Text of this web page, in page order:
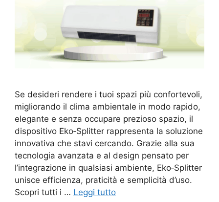
Se desideri rendere i tuoi spazi più confortevoli,
migliorando il clima ambientale in modo rapido,
elegante e senza occupare prezioso spazio, il
dispositivo Eko‑Splitter rappresenta la soluzione
innovativa che stavi cercando. Grazie alla sua
tecnologia avanzata e al design pensato per
l’integrazione in qualsiasi ambiente, Eko‑Splitter
unisce efficienza, praticità e semplicità d’uso.
Scopri tutti i … Leggi tutto